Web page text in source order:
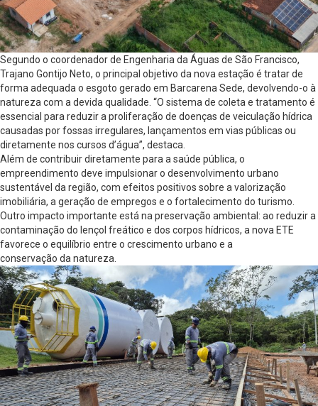
Segundo o coordenador de Engenharia da Águas de São Francisco,
Trajano Gontijo Neto, o principal objetivo da nova estação é tratar de
forma adequada o esgoto gerado em Barcarena Sede, devolvendo-o à
natureza com a devida qualidade. “O sistema de coleta e tratamento é
essencial para reduzir a proliferação de doenças de veiculação hídrica
causadas por fossas irregulares, lançamentos em vias públicas ou
diretamente nos cursos d’água”, destaca.
Além de contribuir diretamente para a saúde pública, o
empreendimento deve impulsionar o desenvolvimento urbano
sustentável da região, com efeitos positivos sobre a valorização
imobiliária, a geração de empregos e o fortalecimento do turismo.
Outro impacto importante está na preservação ambiental: ao reduzir a
contaminação do lençol freático e dos corpos hídricos, a nova ETE
favorece o equilíbrio entre o crescimento urbano e a
conservação da natureza.